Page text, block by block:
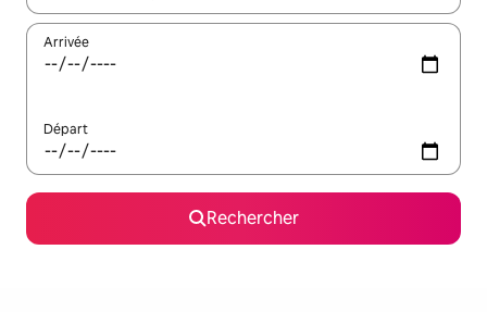
Arrivée
Départ
Rechercher